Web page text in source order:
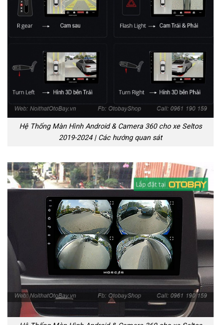
Hệ Thống Màn Hình Android & Camera 360 cho xe Seltos
2019-2024 | Các hướng quan sát